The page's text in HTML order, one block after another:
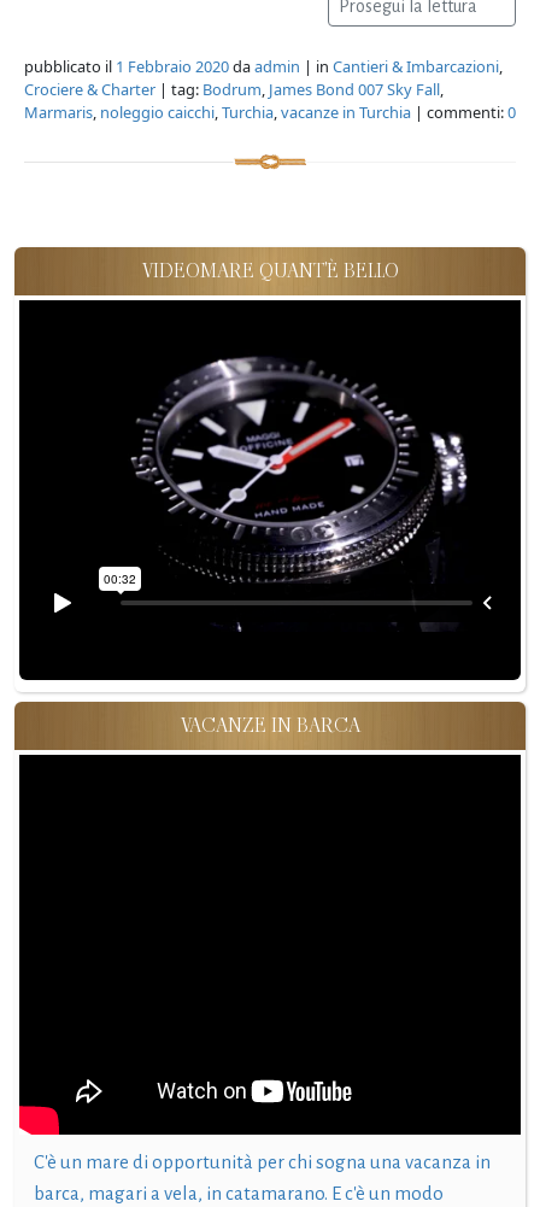
Prosegui la lettura
pubblicato il 1 Febbraio 2020daadmin | in Cantieri & Imbarcazioni,
Crociere & Charter | tag: Bodrum, James Bond 007 Sky Fall,
Marmaris, noleggio caicchi,Turchia,vacanze in Turchia | commenti:0
VIDEOMARE QUANT'È BELLO
VACANZE IN BARCA
C'è un mare di opportunità per chi sogna una vacanza in
barca, magari a vela, in catamarano. E c'è un modo